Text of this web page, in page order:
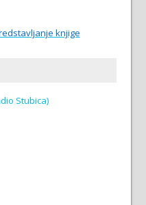
knjige
Donja Stubica i ja (Radio Stubica)